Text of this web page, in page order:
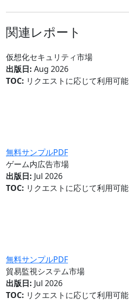
関連レポート
仮想化セキュリティ市場
出版日: Aug 2026
TOC: リクエストに応じて利用可能
無料サンプルPDF
ゲーム内広告市場
出版日: Jul 2026
TOC: リクエストに応じて利用可能
無料サンプルPDF
貿易監視システム市場
出版日: Jul 2026
TOC: リクエストに応じて利用可能